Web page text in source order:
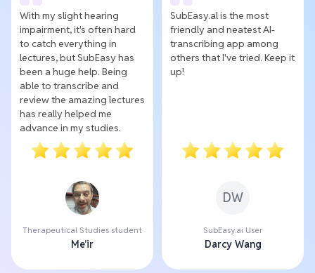
With my slight hearing
impairment, it's often hard
to catch everything in
lectures, but SubEasy has
been a huge help. Being
able to transcribe and
review the amazing lectures
has really helped me
advance in my studies.
Therapeutical Studies student
Me'ir
SubEasy.al is the most
friendly and neatest AI-
transcribing app among
others that I've tried. Keep it
up!
DW
SubEasy.ai User
Darcy Wang